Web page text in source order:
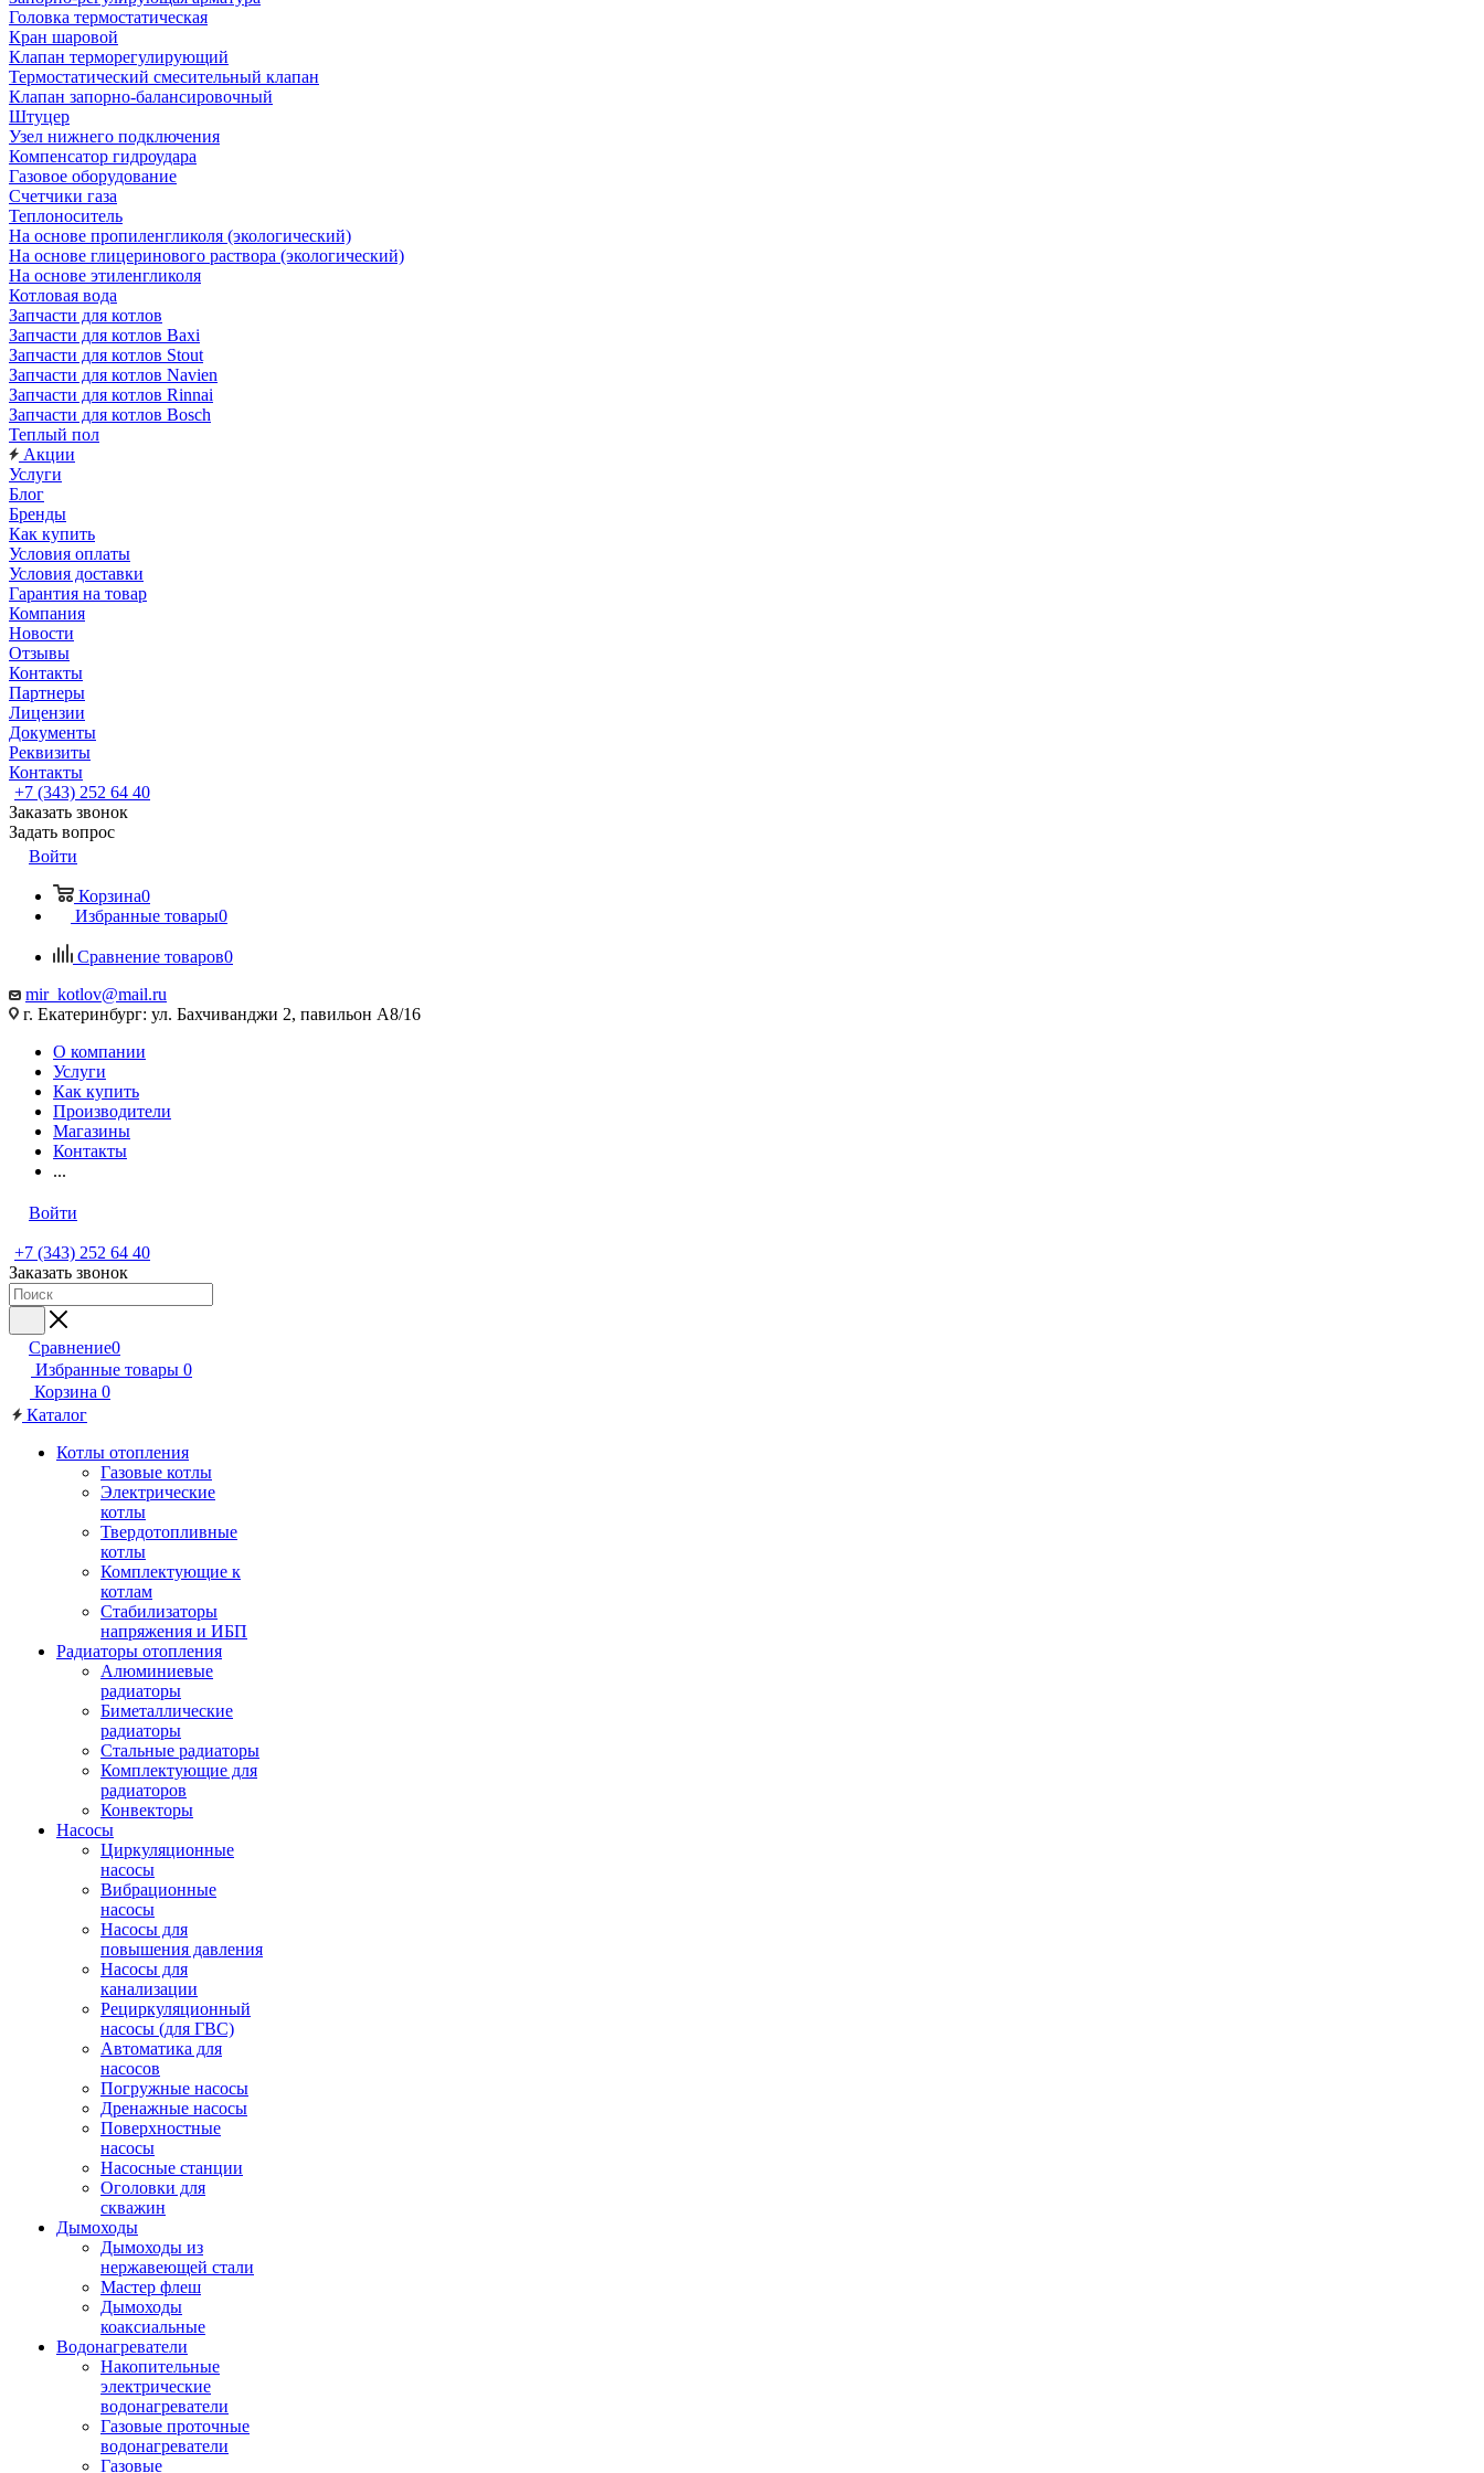
Головка термостатическая
Кран шаровой
Клапан терморегулирующий
Термостатический смесительный клапан
Клапан запорно-балансировочный
Штуцер
Узел нижнего подключения
Компенсатор гидроудара
Газовое оборудование
Счетчики газа
Теплоноситель
На основе пропиленгликоля (экологический)
На основе глицеринового раствора (экологический)
На основе этиленгликоля
Котловая вода
Запчасти для котлов
Запчасти для котлов Baxi
Запчасти для котлов Stout
Запчасти для котлов Navien
Запчасти для котлов Rinnai
Запчасти для котлов Bosch
Теплый пол
Акции
Услуги
Блог
Бренды
Как купить
Условия оплаты
Условия доставки
Гарантия на товар
Компания
Новости
Отзывы
Контакты
Партнеры
Лицензии
Документы
Реквизиты
Контакты
+7 (343) 252 64 40
Заказать звонок
Задать вопрос
Войти
Корзина0
Избранные товары0
Сравнение товаров0
mir_kotlov@mail.ru
г. Екатеринбург: ул. Бахчиванджи 2, павильон А8/16
О компании
Услуги
Как купить
Производители
Магазины
Контакты
...
Войти
+7 (343) 252 64 40
Заказать звонок
Сравнение0
Избранные товары 0
Корзина 0
Каталог
Котлы отопления
Газовые котлы
Электрические
котлы
Твердотопливные
котлы
Комплектующие к
котлам
Стабилизаторы
напряжения и ИБП
Радиаторы отопления
Алюминиевые
радиаторы
Биметаллические
радиаторы
Стальные радиаторы
Комплектующие для
радиаторов
Конвекторы
Насосы
Циркуляционные
насосы
Вибрационные
насосы
Насосы для
повышения давления
Насосы для
канализации
Рециркуляционный
насосы (для ГВС)
Автоматика для
насосов
Погружные насосы
Дренажные насосы
Поверхностные
насосы
Насосные станции
Оголовки для
скважин
Дымоходы
Дымоходы из
нержавеющей стали
Мастер флеш
Дымоходы
коаксиальные
Водонагреватели
Накопительные
электрические
водонагреватели
Газовые проточные
водонагреватели
Газовые